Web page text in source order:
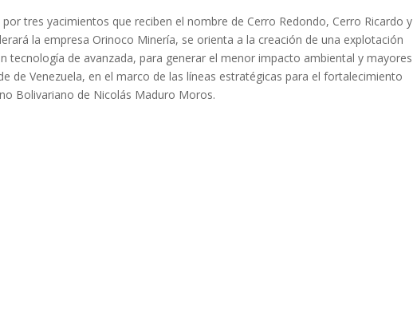
tres yacimientos que reciben el nombre de Cerro Redondo, Cerro Ricardo y
la empresa Orinoco Minería, se orienta a la creación de una explotación
tecnología de avanzada, para generar el menor impacto ambiental y mayores
de Venezuela, en el marco de las líneas estratégicas para el fortalecimiento
Bolivariano de Nicolás Maduro Moros.